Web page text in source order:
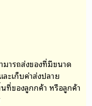
มารถส่งของที่มีขนาด
ะเก็บค่าส่งปลาย
ที่ของลูกกค้า หรือลูกค้า